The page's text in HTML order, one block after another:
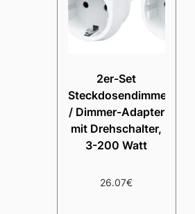
2er-Set
Steckdosendimmer
/ Dimmer-Adapter
mit Drehschalter,
3-200 Watt
26.07€